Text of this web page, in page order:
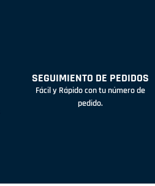
SEGUIMIENTO DE PEDIDOS
Fácil y Rápido con tu número de
pedido.